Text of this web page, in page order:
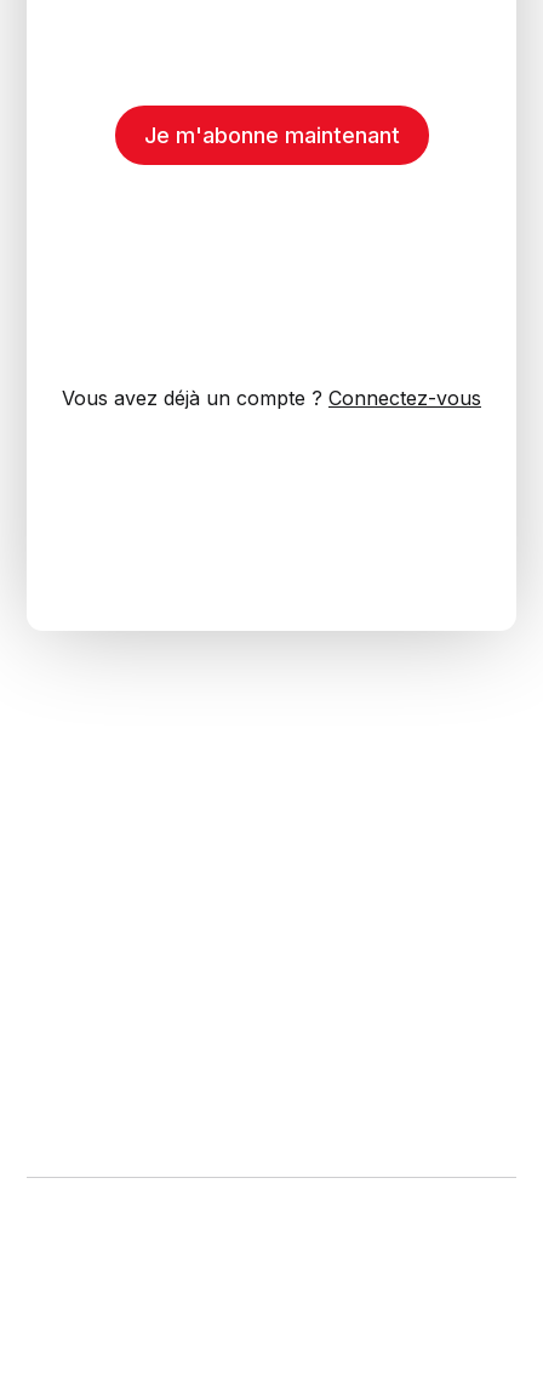
Je m'abonne maintenant
Vous avez déjà un compte ? Connectez-vous